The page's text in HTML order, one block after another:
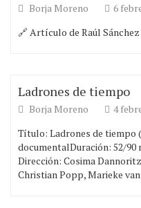
Borja Moreno
6
🔗 Artículo de Raúl
Ladrones de tiempo
Borja Moreno
4
Título: Ladrones de tiempo
documentalDuración: 52/90
Dirección: Cosima
Christian Popp, Marieke